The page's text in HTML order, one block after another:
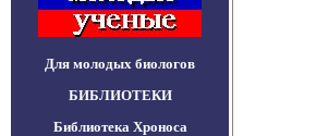
Для молодых биологов
БИБЛИОТЕКИ
Библиотека Хроноса